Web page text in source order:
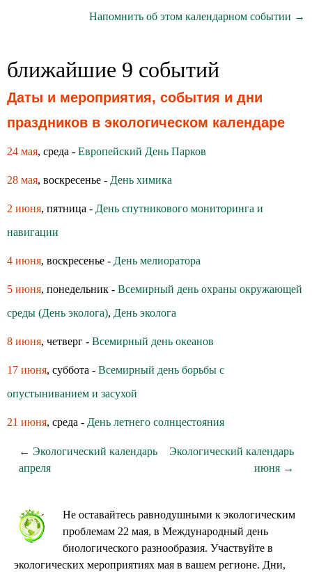
Напомнить об этом календарном событии →
ближайшие 9 событий
Даты и мероприятия, события и дни
праздников в экологическом календаре
24 мая, среда - Европейский День Парков
28 мая, воскресенье - День химика
2 июня, пятница - День спутникового мониторинга и
навигации
4 июня, воскресенье - День мелиоратора
5 июня, понедельник - Всемирный день охраны окружающей
среды (День эколога), День эколога
8 июня, четверг - Всемирный день океанов
17 июня, суббота - Всемирный день борьбы с
опустыниванием и засухой
21 июня, среда - День летнего солнцестояния
← Экологический календарь
апреля
Экологический календарь
июня →
Не оставайтесь равнодушными к экологическим
проблемам 22 мая, в Международный день
биологического разнообразия. Участвуйте в
экологических мероприятиях мая в вашем регионе. Дни,